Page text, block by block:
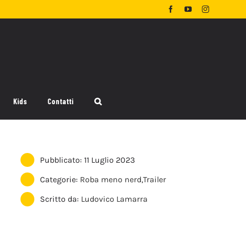
FacebookYouTubeInstagram
Kids Contatti
Pubblicato: 11 Luglio 2023
Categorie: Roba meno nerd,Trailer
Scritto da: Ludovico Lamarra